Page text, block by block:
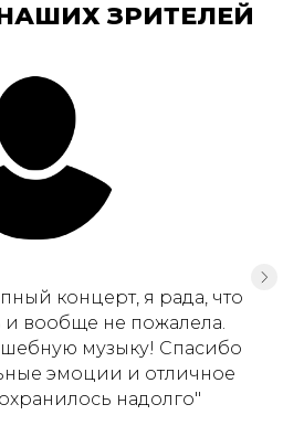
ЗРИТЕЛЕЙ
концерт, я рада, что
и вообще не пожалела.
музыку! Спасибо
эмоции и отличное
надолго"